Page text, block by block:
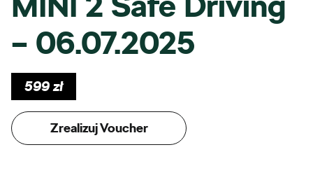
– 06.07.2025
599zł
Zrealizuj Voucher